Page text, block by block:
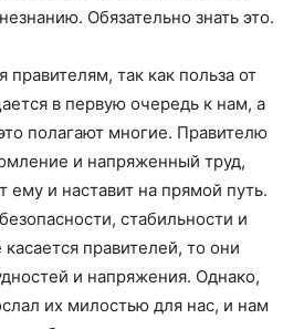
Обязательно знать это.
правителям, так как польза от
в первую очередь к нам, а
полагают многие. Правителю
и напряженный труд,
ему и наставит на прямой путь.
стабильности и
правителей, то они
и напряжения. Однако,
их милостью для нас, и нам